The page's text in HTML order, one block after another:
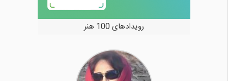
خرید و فروش آثار هنری